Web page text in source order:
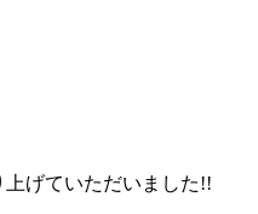
げていただいました!!